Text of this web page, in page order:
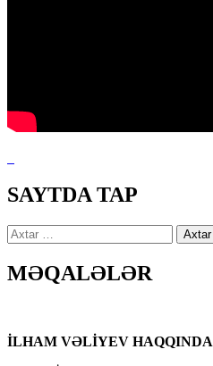
SAYTDA TAP
Axtarış:
MƏQALƏLƏR
İLHAM VƏLİYEV HAQQINDA